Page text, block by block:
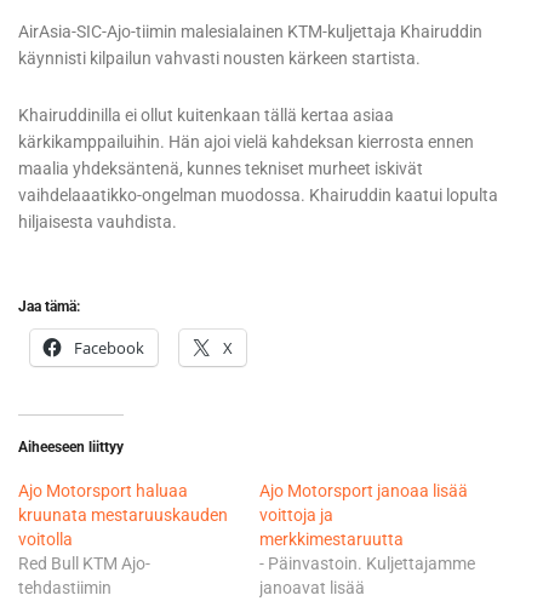
AirAsia-SIC-Ajo-tiimin malesialainen KTM-kuljettaja Khairuddin
käynnisti kilpailun vahvasti nousten kärkeen startista.
Khairuddinilla ei ollut kuitenkaan tällä kertaa asiaa
kärkikamppailuihin. Hän ajoi vielä kahdeksan kierrosta ennen
maalia yhdeksäntenä, kunnes tekniset murheet iskivät
vaihdelaaatikko-ongelman muodossa. Khairuddin kaatui lopulta
hiljaisesta vauhdista.
Jaa tämä:
Facebook X
Aiheeseen liittyy
Ajo Motorsport haluaa
kruunata mestaruuskauden
voitolla
Red Bull KTM Ajo-
tehdastiimin
Ajo Motorsport janoaa lisää
voittoja ja
merkkimestaruutta
- Päinvastoin. Kuljettajamme
janoavat lisää